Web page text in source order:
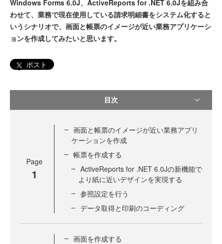
Windows Forms 6.0J、ActiveReports for .NET 6.0Jを組み合
わせて、業務で現在使用している請求明細書をシステム化すると
いうシナリオで、画面と帳票のイメージが近い業務アプリケーシ
ョンを作成してみたいと思います。
ポスト
目次
Page
1
画面と帳票のイメージが近い業務アプリ
ケーションを作成
帳票を作成する
ActiveReports for .NET 6.0Jの新機能で
より紙に近いデザインを実現する
参照設定を行う
データ取得と印刷のコーディング
画面を作成する